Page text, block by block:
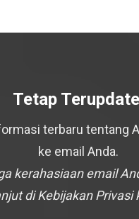
Tetap
terbaru tentang
ke email Anda.
kerahasiaan email
di Kebijakan Privasi